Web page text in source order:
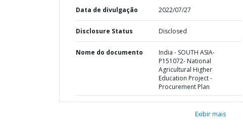
Data de divulgação 2022/07/27
Disclosure Status Disclosed
Nome do documento
India - SOUTH ASIA-
P151072- National
Agricultural Higher
Education Project -
Procurement Plan
Exibir mais